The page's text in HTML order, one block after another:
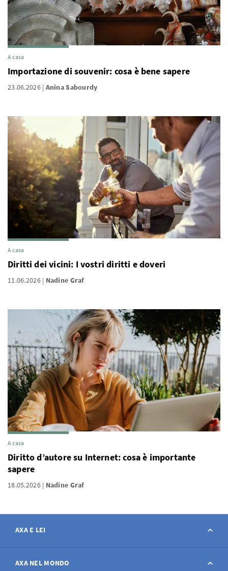
A casa
Importazione di souvenir: cosa è bene sapere
23.06.2026 Anina Sabourdy
A casa
Diritti dei vicini: I vostri diritti e doveri
11.06.2026 Nadine Graf
A casa
Diritto d’autore su Internet: cosa è importante
sapere
18.05.2026 Nadine Graf
AXA E LEI
Contatto
AXA NEL MONDO